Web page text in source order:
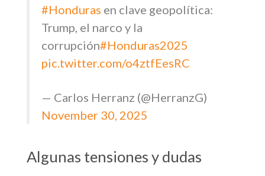
#Honduras en clave geopolítica:
Trump, el narco y la
corrupción#Honduras2025
pic.twitter.com/o4ztfEesRC
— Carlos Herranz (@HerranzG)
November 30, 2025
Algunas tensiones y dudas